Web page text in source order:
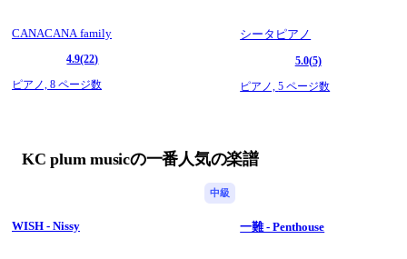
CANACANA family
4.9(22)
ピアノ, 8 ページ数
シータピアノ
5.0(5)
ピアノ,5 ページ数
KC plum musicの一番人気の楽譜
中級
WISH - Nissy 一難 - Penthouse